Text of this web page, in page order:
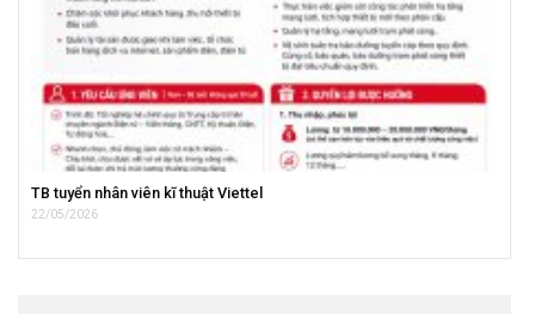
TB tuyển nhân viên kĩ thuật Viettel
22/05/2026